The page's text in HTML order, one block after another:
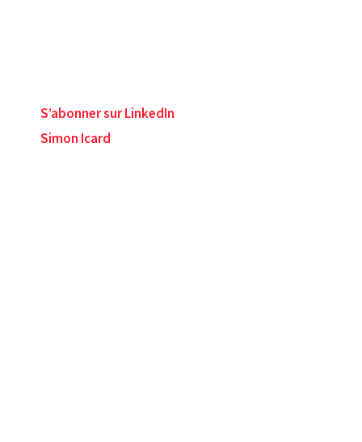
S’abonner sur LinkedIn
Simon Icard